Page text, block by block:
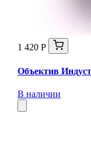
1 420 Р
Объектив
В наличии